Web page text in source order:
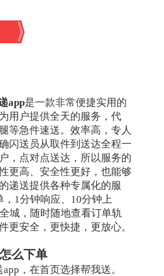
app是一款非常便捷实用的
用户提供全天的服务，代
等急件速送。效率高，专人
闪送员从取件到送达全程一
，点对点送达，所以服务的
更高、安全性更好，也能够
递送提供各种专属化的服
，1分钟响应、10分钟上
城，随时随地查看订单轨
更安全，更快捷，更放心。
么下单
，在首页选择帮我送。